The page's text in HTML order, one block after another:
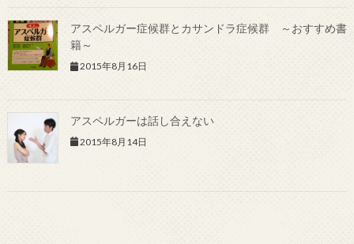
アスペルガー症候群とカサンドラ症候群 ～おすすめ書
籍～
2015年8月16日
アスペルガーは話し合えない
2015年8月14日